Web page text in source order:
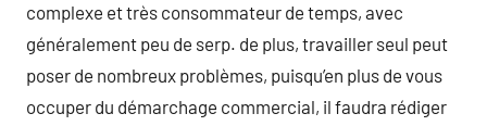
complexe et très consommateur de temps, avec
généralement peu de serp. de plus, travailler seul peut
poser de nombreux problèmes, puisqu’en plus de vous
occuper du démarchage commercial, il faudra rédiger